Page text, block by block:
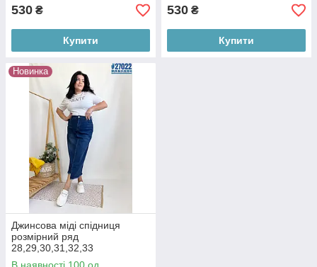
530 ₴
Купити
530 ₴
Купити
Новинка
Джинсова міді спідниця
розмірний ряд
28,29,30,31,32,33